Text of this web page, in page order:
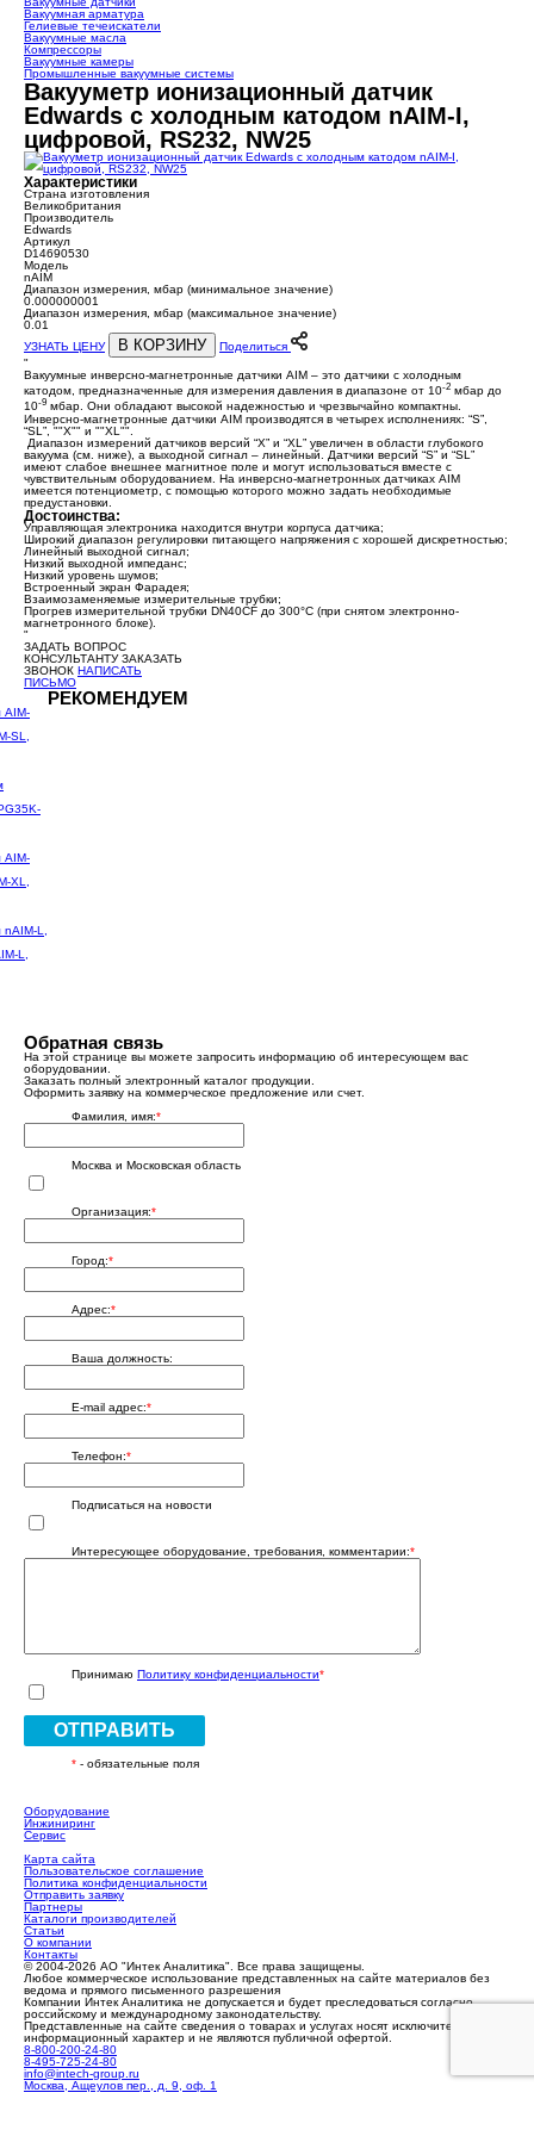
Вакуумная арматура
Гелиевые течеискатели
Вакуумные масла
Компрессоры
Вакуумные камеры
Промышленные вакуумные системы
Вакууметр ионизационный датчик
Edwards с холодным катодом nAIM-I,
цифровой, RS232, NW25
Характеристики
Страна изготовления
Великобритания
Производитель
Edwards
Артикул
D14690530
Модель
nAIM
Диапазон измерения, мбар (минимальное значение)
0.000000001
Диапазон измерения, мбар (максимальное значение)
0.01
УЗНАТЬ ЦЕНУ
В КОРЗИНУ
Поделиться
"
Вакуумные инверсно-магнетронные датчики AIM – это датчики с холодным
катодом, предназначенные для измерения давления в диапазоне от 10-2 мбар до
10-9 мбар. Они обладают высокой надежностью и чрезвычайно компактны.
Инверсно-магнетронные датчики AIM производятся в четырех исполнениях: “S”,
“SL”, ""X"" и ""XL"".
Диапазон измерений датчиков версий “X” и “XL” увеличен в области глубокого
вакуума (см. ниже), а выходной сигнал – линейный. Датчики версий “S” и “SL”
имеют слабое внешнее магнитное поле и могут использоваться вместе с
чувствительным оборудованием. На инверсно-магнетронных датчиках AIM
имеется потенциометр, с помощью которого можно задать необходимые
предустановки.
Достоинства:
Управляющая электроника находится внутри корпуса датчика;
Широкий диапазон регулировки питающего напряжения с хорошей дискретностью;
Линейный выходной сигнал;
Низкий выходной импеданс;
Низкий уровень шумов;
Встроенный экран Фарадея;
Взаимозаменяемые измерительные трубки;
Прогрев измерительной трубки DN40CF до 300°С (при снятом электронно-
магнетронного блоке).
"
ЗАДАТЬ ВОПРОС
КОНСУЛЬТАНТУ ЗАКАЗАТЬ
ЗВОНОК НАПИСАТЬ
ПИСЬМО
РЕКОМЕНДУЕМ
SL,
XL,
L,
Обратная связь
На этой странице вы можете запросить информацию об интересующем вас
оборудовании.
Заказать полный электронный каталог продукции.
Оформить заявку на коммерческое предложение или счет.
Фамилия, имя:*
Москва и Московская область
Организация:*
Город:*
Адрес:*
Ваша должность:
E-mail адрес:*
Телефон:*
Подписаться на новости
Интересующее оборудование, требования, комментарии:*
Принимаю Политику конфиденциальности*
ОТПРАВИТЬ
* - обязательные поля
Оборудование
Инжиниринг
Сервис
Карта сайта
Пользовательское соглашение
Политика конфиденциальности
Отправить заявку
Партнеры
Каталоги производителей
Статьи
О компании
Контакты
© 2004-2026 АО "Интек Аналитика". Все права защищены.
Любое коммерческое использование представленных на сайте материалов без
ведома и прямого письменного разрешения
Компании Интек Аналитика не допускается и будет преследоваться согласно
российскому и международному законодательству.
Представленные на сайте сведения о товарах и услугах носят исключительно
информационный характер и не являются публичной офертой.
8-800-200-24-80
8-495-725-24-80
info@intech-group.ru
Москва, Ащеулов пер., д. 9, оф. 1